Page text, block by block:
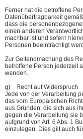
Ferner hat die betroffene
Datenübertragbarkeit
dass die
einen anderen
machbar ist und sofern
Personen beeinträchtigt
Zur Geltendmachung des
betroffene Person jederzeit
wenden.
g) Recht auf Widerspruch
Jede von der Verarbeitung
das vom Europäischen
aus Gründen, die sich aus
gegen die Verarbeitung sie
aufgrund von Art. 6 Abs. 1
einzulegen. Dies gilt auch